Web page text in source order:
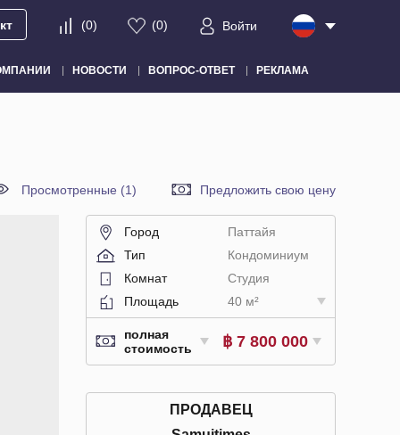
(0) (0) Войти
НОВОСТИ ВОПРОС-ОТВЕТ РЕКЛАМА
Просмотренные (1) Предложить свою цену
Город
Паттайя
Тип
Кондоминиум
Комнат
Студия
Площадь
40 м²
полная
стоимость
฿ 7 800 000
ПРОДАВЕЦ